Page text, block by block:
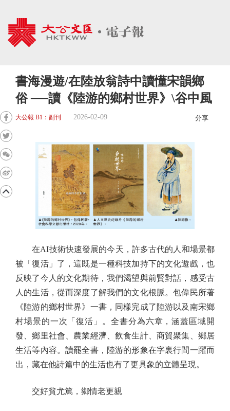
書海漫遊/在陸放翁詩中讀懂宋韻鄉
俗 ──讀《陸游的鄉村世界》\谷中風
大公報 B1：副刊 2026-02-09 分享
在AI技術快速發展的今天，許多古代的人和場景都
被「復活」了，這既是一種科技加持下的文化遊戲，也
反映了今人的文化期待，我們渴望與前賢對話，感受古
人的生活，從而深度了解我們的文化根脈。包偉民所著
《陸游的鄉村世界》一書，同樣完成了陸游以及南宋鄉
村場景的一次「復活」。全書分為六章，涵蓋區域開
發、鄉里社會、農業經濟、飲食生計、商貿聚集、鄉居
生活等內容。讀罷全書，陸游的形象在字裏行間一躍而
出，藏在他詩篇中的生活也有了更具象的立體呈現。
交好貧尤篤，鄉情老更親